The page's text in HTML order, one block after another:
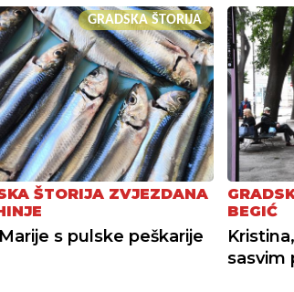
GRADSKA ŠTORIJA
ŠTORIJA ZVJEZDANA
s pulske peškarije
BEGIĆ
sasvim